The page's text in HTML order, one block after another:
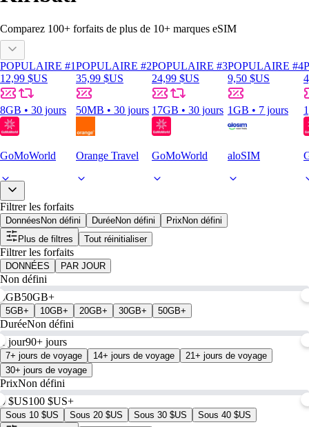
Comparez 100+ forfaits de plus de 10+ marques eSIM
POPULAIRE #1
12,99 $US
8GB • 30 jours
GoMoWorld
POPULAIRE #2
35,99 $US
50MB • 30 jours
Orange Travel
POPULAIRE #3
24,99 $US
17GB • 30 jours
GoMoWorld
POPULAIRE #4
9,50 $US
1GB • 7 jours
aloSIM
Filtrer les forfaits
Données Non défini DuréeNon défini Prix Non défini
Plus de filtres
Tout réinitialiser
Filtrer les forfaits
DONNÉES PAR JOUR
Non défini
0GB50GB+
5GB+ 10GB+ 20GB+ 30GB+ 50GB+
DuréeNon défini
1 jour90+ jours
7+ jours de voyage 14+ jours de voyage
21+ jours de voyage
30+ jours de voyage
PrixNon défini
0 $US100 $US+
Sous 10 $US Sous 20 $US Sous 30 $US
Sous 40 $US